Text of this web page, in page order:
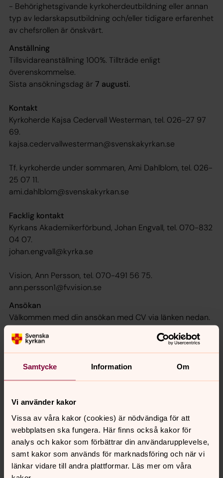
Samtycke Information Om
Vi använder kakor
Vissa av våra kakor (cookies) är nödvändiga för att
webbplatsen ska fungera. Här finns också kakor för
analys och kakor som förbättrar din användarupplevelse,
samt kakor som används för marknadsföring och när vi
länkar vidare till andra plattformar. Läs mer om våra
- Behörighetsgivande kyrkoherdeutbildning eller annan
typ av ledarskapsutbildning och/eller tidigare erfarenhet
av chefsrollen är önskvärt.
Anställning
Tillsvidareanställning 100%. Tillträde enligt
överenskommelse.
Sista ansökningsdag är 7 augusti.
Kontakt
Kyrkoherde Kajsa Cedervall Westerman, tel. 026-27 97
69.
kajsa.cedervallwesterman@svenskakyrkan.se
Tf. kyrkoherde under sommaren, Ami Dahlblom, tel. 026-
25 07 11.
ami.dahlblom@svenskakyrkan.se
Facklig kontakt
Kyrkans Akademikerförbund, Johan Engvall, tel. 070-832
04 07.
johan.engvall@kyrka.se
Vision, Ann Persson, tel. 070-491 56 75.
ann.persson1@fv.vision.se
Ansökan
Välkommen med din ansökan med CV via länken nedan.
Vi har gjort vårt medieval för denna rekrytering och
undanber oss därför erbjudanden om annonserings-
annonsering.
Om tjänsten
Placeringsort: Sandviken, Gävleborgs län
Ansök senast 7 augusti
Anställningsform
Tillsvidareanställning